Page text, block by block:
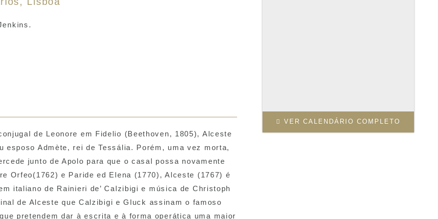
VER CALENDÁRIO COMPLETO
de Leonore em Fidelio (Beethoven, 1805), Alceste
esposo Admète, rei de Tessália. Porém, uma vez morta,
junto de Apolo para que o casal possa novamente
Orfeo(1762) e Paride ed Elena (1770),Alceste (1767) é
italiano de Rainieri de’ Calzibigi e música de Christoph
de Alcesteque Calzibigi e Gluck assinam o famoso
que pretendem dar à escrita e à forma operática uma maior